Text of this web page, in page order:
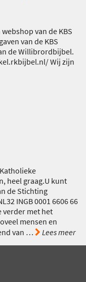
van de KBS
van de KBS
de Willibrordbijbel.
Wij zijn
heel graag.U kunt
de Stichting
INGB 0001 6606 66
verder met het
mensen en
van … Lees meer